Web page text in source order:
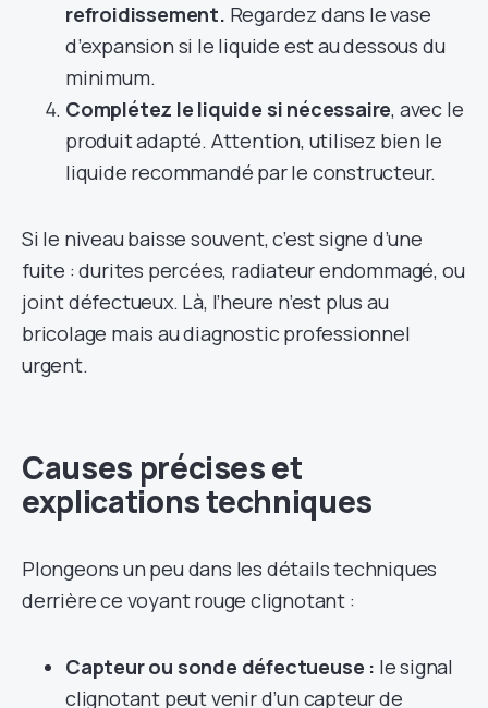
refroidissement. Regardez dans le vase
d’expansion si le liquide est au dessous du
minimum.
Complétez le liquide si nécessaire, avec le
produit adapté. Attention, utilisez bien le
liquide recommandé par le constructeur.
Si le niveau baisse souvent, c’est signe d’une
fuite : durites percées, radiateur endommagé, ou
joint défectueux. Là, l’heure n’est plus au
bricolage mais au diagnostic professionnel
urgent.
Causes précises et
explications techniques
Plongeons un peu dans les détails techniques
derrière ce voyant rouge clignotant :
Capteur ou sonde défectueuse : le signal
clignotant peut venir d’un capteur de